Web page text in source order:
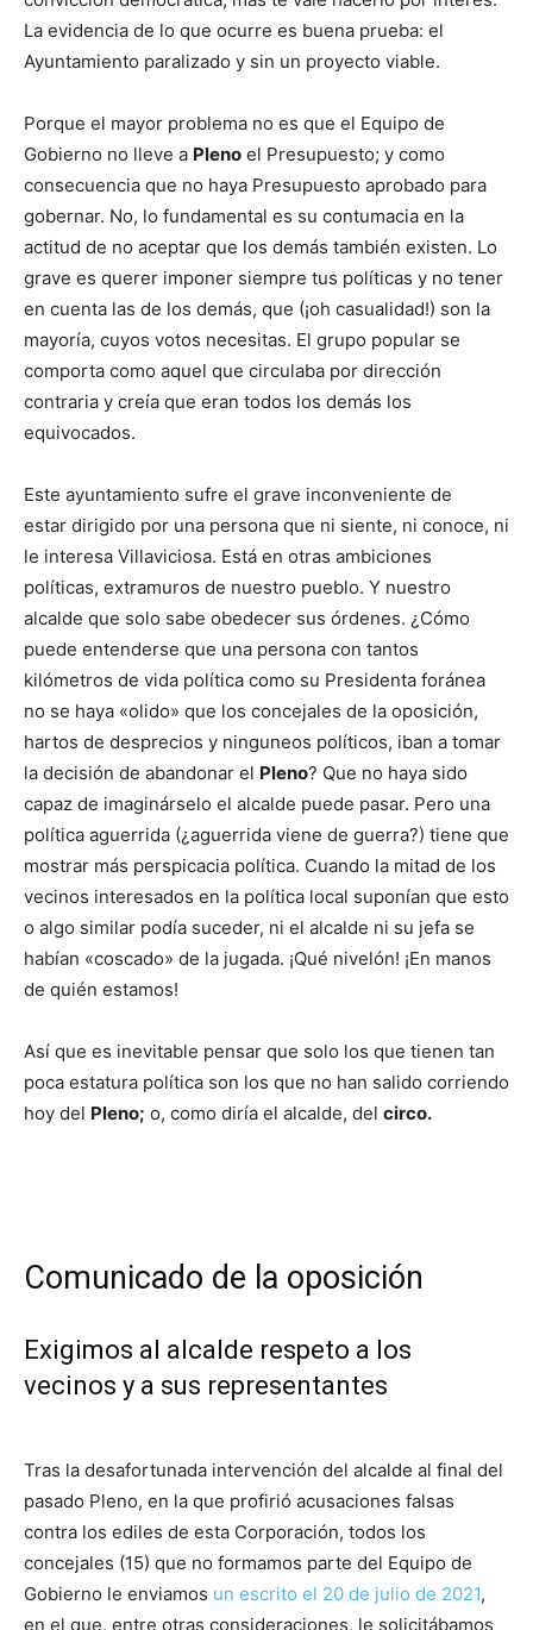
La evidencia de lo que ocurre es buena prueba: el
Ayuntamiento paralizado y sin un proyecto viable.
Porque el mayor problema no es que el Equipo de
Gobierno no lleve a Pleno el Presupuesto; y como
consecuencia que no haya Presupuesto aprobado para
gobernar. No, lo fundamental es su contumacia en la
actitud de no aceptar que los demás también existen. Lo
grave es querer imponer siempre tus políticas y no tener
en cuenta las de los demás, que (¡oh casualidad!) son la
mayoría, cuyos votos necesitas. El grupo popular se
comporta como aquel que circulaba por dirección
contraria y creía que eran todos los demás los
equivocados.
Este ayuntamiento sufre el grave inconveniente de
estar dirigido por una persona que ni siente, ni conoce, ni
le interesa Villaviciosa. Está en otras ambiciones
políticas, extramuros de nuestro pueblo. Y nuestro
alcalde que solo sabe obedecer sus órdenes. ¿Cómo
puede entenderse que una persona con tantos
kilómetros de vida política como su Presidenta foránea
no se haya «olido» que los concejales de la oposición,
hartos de desprecios y ninguneos políticos, iban a tomar
la decisión de abandonar el Pleno? Que no haya sido
capaz de imaginárselo el alcalde puede pasar. Pero una
política aguerrida (¿aguerrida viene de guerra?) tiene que
mostrar más perspicacia política. Cuando la mitad de los
vecinos interesados en la política local suponían que esto
o algo similar podía suceder, ni el alcalde ni su jefa se
habían «coscado» de la jugada. ¡Qué nivelón! ¡En manos
de quién estamos!
Así que es inevitable pensar que solo los que tienen tan
poca estatura política son los que no han salido corriendo
hoy del Pleno; o, como diría el alcalde, del circo.
Comunicado de la oposición
Exigimos al alcalde respeto a los
vecinos y a sus representantes
Tras la desafortunada intervención del alcalde al final del
pasado Pleno, en la que profirió acusaciones falsas
contra los ediles de esta Corporación, todos los
concejales (15) que no formamos parte del Equipo de
Gobierno le enviamos un escrito el 20 de julio de 2021,
en el que, entre otras consideraciones, le solicitábamos